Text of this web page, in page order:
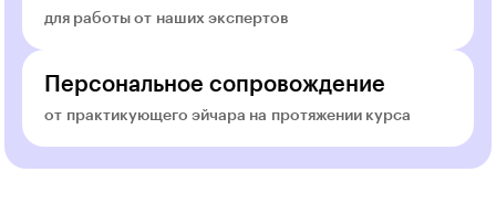
для работы от наших экспертов
Персональное сопровождение
от практикующего эйчара на протяжении курса